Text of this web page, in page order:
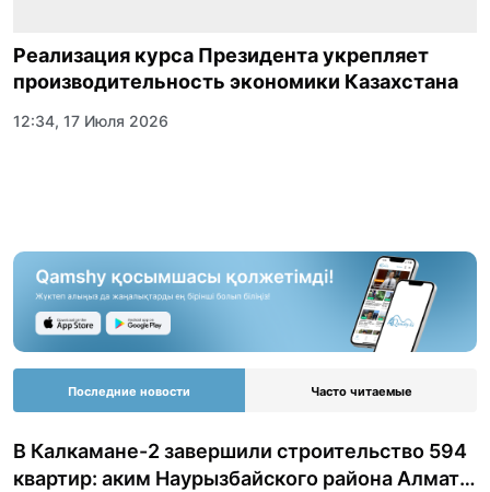
Реализация курса Президента укрепляет
производительность экономики Казахстана
12:34, 17 Июля 2026
Последние новости Часто читаемые
В Калкамане-2 завершили строительство 594
квартир: аким Наурызбайского района Алматы